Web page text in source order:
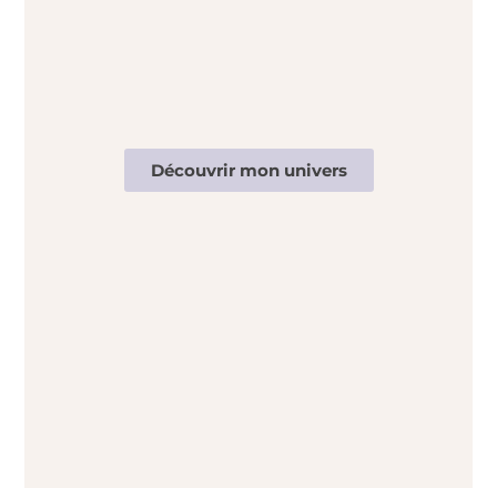
Découvrir mon univers